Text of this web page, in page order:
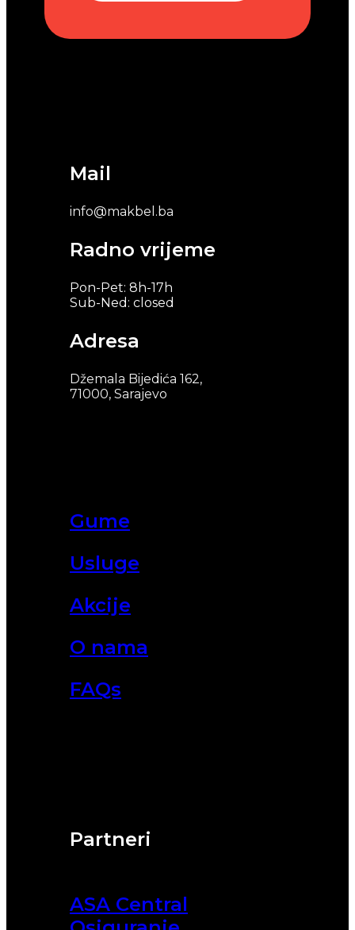
Partneri
ASA Central
Gume
Usluge
Akcije
O nama
FAQs
Mail
info@makbel.ba
Radno vrijeme
Pon-Pet: 8h-17h
Sub-Ned: closed
Adresa
Džemala Bijedića 162,
71000, Sarajevo